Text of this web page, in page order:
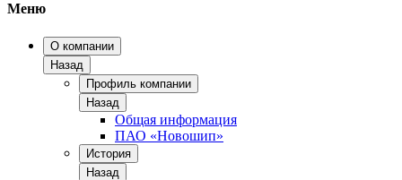
Меню
О компании
Назад
Профиль компании
Назад
Общая информация
ПАО «Новошип»
История
Назад